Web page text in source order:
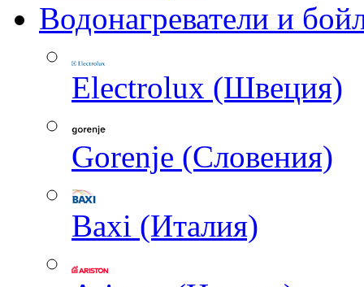
Водонагреватели и
Electrolux (Швеция)
Gorenje (Словения)
Baxi (Италия)